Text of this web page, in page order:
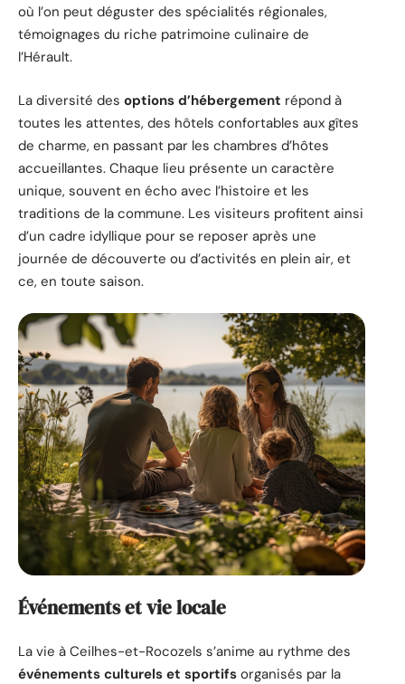
où l’on peut déguster des spécialités régionales,
témoignages du riche patrimoine culinaire de
l’Hérault.
La diversité des options d’hébergement répond à
toutes les attentes, des hôtels confortables aux gîtes
de charme, en passant par les chambres d’hôtes
accueillantes. Chaque lieu présente un caractère
unique, souvent en écho avec l’histoire et les
traditions de la commune. Les visiteurs profitent ainsi
d’un cadre idyllique pour se reposer après une
journée de découverte ou d’activités en plein air, et
ce, en toute saison.
Événements et vie locale
La vie à Ceilhes-et-Rocozels s’anime au rythme des
événements culturels et sportifs organisés par la